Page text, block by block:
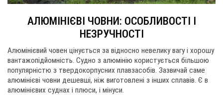
АЛЮМІНІЄВІ ЧОВНИ: ОСОБЛИВОСТІ І
НЕЗРУЧНОСТІ
Алюмінієвий човен цінується за відносно невелику вагу і хорошу
вантажопідйомність. Судно з алюмінію користується більшою
популярністю з твердокорпусних плавзасобів. Зазвичай саме
алюмінієві човни дешевші, ніж виготовлені з інших сплавів. Є в
алюмінієвих суднах і плюси, і мінуси.